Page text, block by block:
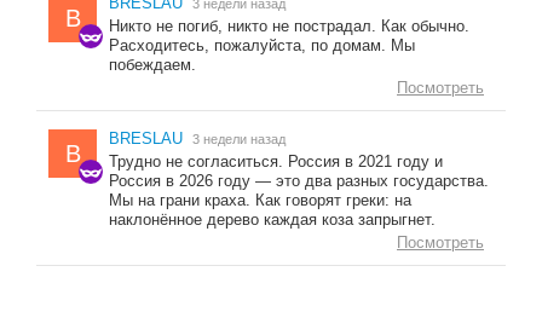
B
3 недели назад
Никто не погиб, никто не пострадал. Как обычно.
Расходитесь, пожалуйста, по домам. Мы
побеждаем.
Посмотреть
B
BRESLAU 3 недели назад
Трудно не согласиться. Россия в 2021 году и
Россия в 2026 году — это два разных государства.
Мы на грани краха. Как говорят греки: на
наклонённое дерево каждая коза запрыгнет.
Посмотреть